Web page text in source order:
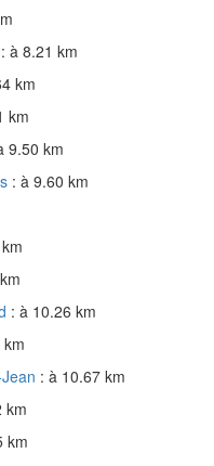
: à 8.21 km
km
km
9.50 km
: à 9.60 km
: à 10.26 km
: à 10.67 km
km
km